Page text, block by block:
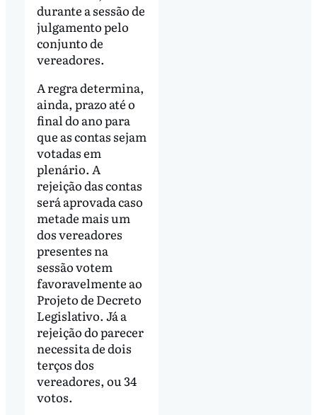
durante a sessão de
julgamento pelo
conjunto de
vereadores.
A regra determina,
ainda, prazo até o
final do ano para
que as contas sejam
votadas em
plenário. A
rejeição das contas
será aprovada caso
metade mais um
dos vereadores
presentes na
sessão votem
favoravelmente ao
Projeto de Decreto
Legislativo. Já a
rejeição do parecer
necessita de dois
terços dos
vereadores, ou 34
votos.